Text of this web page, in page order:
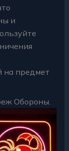
и
на предмет
Обороны.